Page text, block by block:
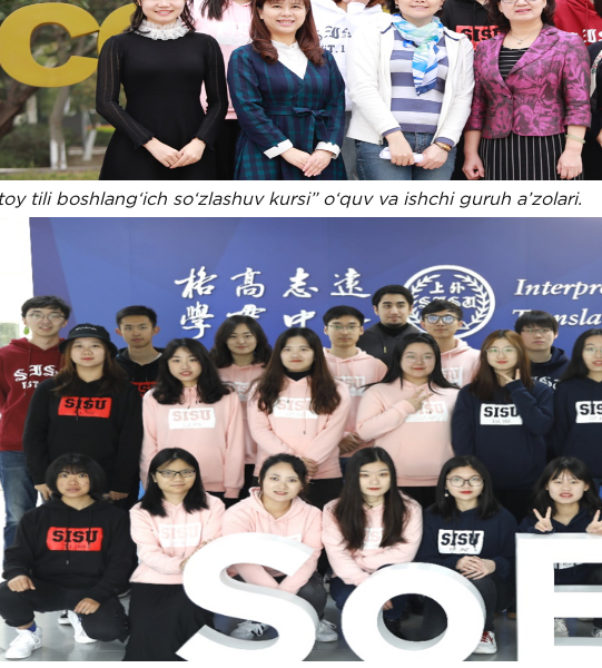
tili boshlang‘ich so‘zlashuv kursi” o‘quv va ishchi guruh a’zolari.